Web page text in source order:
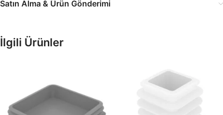
Satın Alma & Ürün Gönderimi
İlgili Ürünler